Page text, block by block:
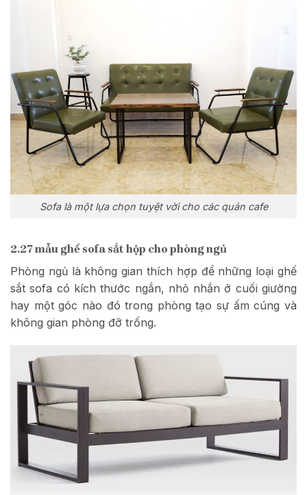
Sofa là một lựa chọn tuyệt vời cho các quán cafe
2.27 mẫu ghế sofa sắt hộp cho phòng ngủ
Phòng ngủ là không gian thích hợp để những loại ghế
sắt sofa có kích thước ngắn, nhỏ nhắn ở cuối giường
hay một góc nào đó trong phòng tạo sự ấm cúng và
không gian phòng đỡ trống.